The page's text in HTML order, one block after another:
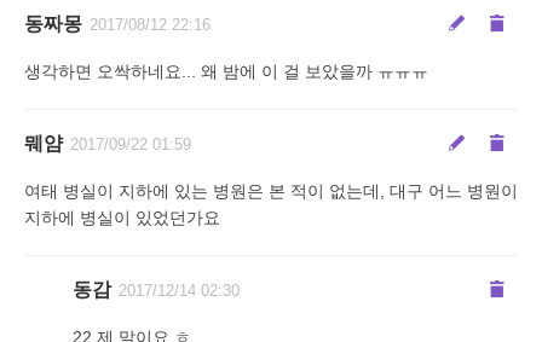
동짜몽 2017/08/12 22:16
생각하면 오싹하네요... 왜 밤에 이 걸 보았을까 ㅠㅠㅠ
뭬얌 2017/09/22 01:59
여태 병실이 지하에 있는 병원은 본 적이 없는데, 대구 어느 병원이
지하에 병실이 있었던가요
동감 2017/12/14 02:30
22 제 말이요 ㅎ